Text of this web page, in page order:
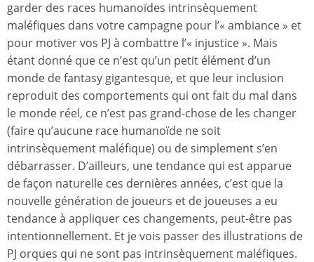
garder des races humanoïdes intrinsèquement
maléfiques dans votre campagne pour l’« ambiance » et
pour motiver vos PJ à combattre l’« injustice ». Mais
étant donné que ce n’est qu’un petit élément d’un
monde de fantasy gigantesque, et que leur inclusion
reproduit des comportements qui ont fait du mal dans
le monde réel, ce n’est pas grand-chose de les changer
(faire qu’aucune race humanoïde ne soit
intrinsèquement maléfique) ou de simplement s’en
débarrasser. D’ailleurs, une tendance qui est apparue
de façon naturelle ces dernières années, c’est que la
nouvelle génération de joueurs et de joueuses a eu
tendance à appliquer ces changements, peut-être pas
intentionnellement. Et je vois passer des illustrations de
PJ orques qui ne sont pas intrinsèquement maléfiques.